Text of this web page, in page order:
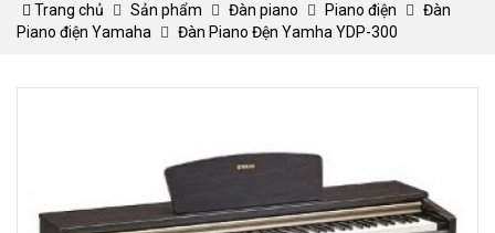
Trang chủ Sản phẩm Đàn piano Piano điện
Đàn
Piano điện Yamaha
Đàn Piano Đện Yamha YDP-300